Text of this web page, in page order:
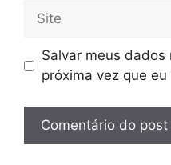
Site
Salvar meus
próxima vez que eu